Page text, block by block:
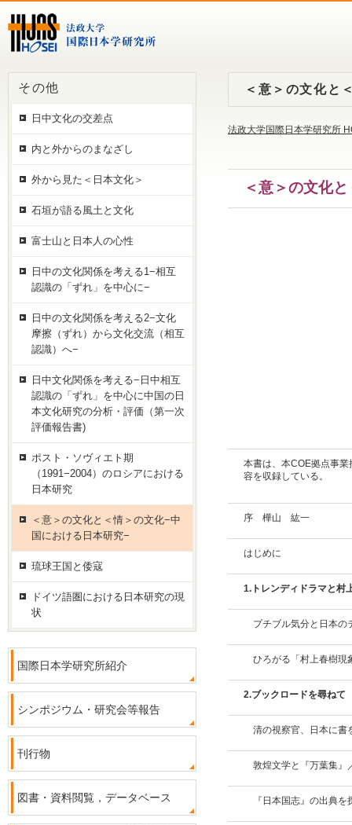
＜意＞の文化と
法政大学国際日本学研究所
＜意＞の文化
本書は、本COE拠点事
容を収録している。
序 樺山 紘一
はじめに
1.トレンディドラマと村
プチブル気分と日本
ひろがる「村上春樹
2.ブックロードを尋ねて
清の視察官、日本に
敦煌文学と『万葉集
『日本国志』の出典
その他
日中文化の交差点
内と外からのまなざし
外から見た＜日本文化＞
石垣が語る風土と文化
富士山と日本人の心性
日中の文化関係を考える1−相互
認識の「ずれ」を中心に−
日中の文化関係を考える2−文化
摩擦（ずれ）から文化交流（相互
認識）へ−
日中文化関係を考える−日中相互
認識の「ずれ」を中心に中国の日
本文化研究の分析・評価（第一次
評価報告書)
ポスト・ソヴィエト期
（1991−2004）のロシアにおける
日本研究
＜意＞の文化と＜情＞の文化−中
国における日本研究−
琉球王国と倭寇
ドイツ語圏における日本研究の現
状
国際日本学研究所紹介
シンポジウム・研究会等報告
刊行物
図書・資料閲覧，データベース